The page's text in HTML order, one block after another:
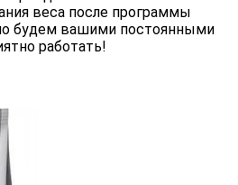
веса после программы
будем вашими постоянными
работать!